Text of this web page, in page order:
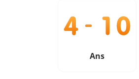
Ans